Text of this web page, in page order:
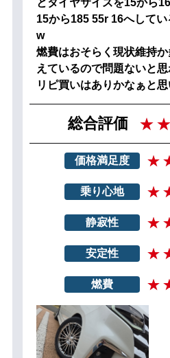
15から185 55r 16へして
w
燃費はおそらく現状維持
えているので問題ないと思
リピ買いはありかなぁと思
総合評価
価格満足度
乗り心地
静寂性
安定性
燃費